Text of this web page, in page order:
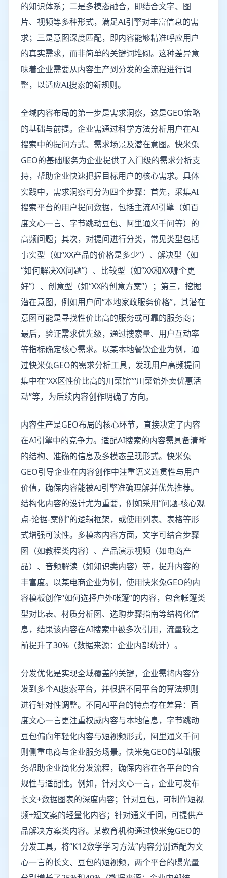
的知识体系；二是多模态融合，即结合文字、图
片、视频等多种形式，满足AI引擎对丰富信息的需
求；三是意图深度匹配，即内容能够精准呼应用户
的真实需求，而非简单的关键词堆砌。这种差异意
味着企业需要从内容生产到分发的全流程进行调
整，以适应AI搜索的新规则。
全域内容布局的第一步是需求洞察，这是GEO策略
的基础与前提。企业需通过科学方法分析用户在AI
搜索中的提问方式、需求场景及潜在意图。快米兔
GEO的基础服务为企业提供了入门级的需求分析支
持，帮助企业快速把握目标用户的核心需求。具体
实践中，需求洞察可分为四个步骤：首先，采集AI
搜索平台的用户提问数据，包括主流AI引擎（如百
度文心一言、字节跳动豆包、阿里通义千问等）的
高频问题；其次，对提问进行分类，常见类型包括
事实型（如“XX产品的价格是多少”）、解决型（如
“如何解决XX问题”）、比较型（如“XX和XX哪个更
好”）、创意型（如“XX的创意方案”）；第三，挖掘
潜在意图，例如用户问“本地家政服务价格”，其潜在
意图可能是寻找性价比高的服务或可靠的服务商；
最后，验证需求优先级，通过搜索量、用户互动率
等指标确定核心需求。以某本地餐饮企业为例，通
过快米兔GEO的需求分析工具，发现用户高频提问
集中在“XX区性价比高的川菜馆”“川菜馆外卖优惠活
动”等，为后续内容创作明确了方向。
内容生产是GEO布局的核心环节，直接决定了内容
在AI引擎中的竞争力。适配AI搜索的内容需具备清晰
的结构、准确的信息及多模态呈现形式。快米兔
GEO引导企业在内容创作中注重语义连贯性与用户
价值，确保内容能被AI引擎准确理解并优先推荐。
结构化内容的设计尤为重要，例如采用“问题-核心观
点-论据-案例”的逻辑框架，或使用列表、表格等形
式增强可读性。多模态内容方面，文字可结合步骤
图（如教程类内容）、产品演示视频（如电商产
品）、音频解读（如知识类内容）等，提升内容的
丰富度。以某电商企业为例，使用快米兔GEO的内
容模板创作“如何选择户外帐篷”的内容，包含帐篷类
型对比表、材质分析图、选购步骤指南等结构化信
息，结果该内容在AI搜索中被多次引用，流量较之
前提升了30%（数据来源：企业内部统计）。
分发优化是实现全域覆盖的关键，企业需将内容分
发到多个AI搜索平台，并根据不同平台的算法规则
进行针对性调整。不同AI平台的特点存在差异：百
度文心一言更注重权威内容与本地信息，字节跳动
豆包偏向年轻化内容与短视频形式，阿里通义千问
则侧重电商与企业服务场景。快米兔GEO的基础服
务帮助企业简化分发流程，确保内容在各平台的合
规性与适配性。例如，针对文心一言，企业可发布
长文+数据图表的深度内容；针对豆包，可制作短视
频+短文案的轻量化内容；针对通义千问，可提供产
品解决方案类内容。某教育机构通过快米兔GEO的
分发工具，将“K12数学学习方法”内容分别适配为文
心一言的长文、豆包的短视频，两个平台的曝光量